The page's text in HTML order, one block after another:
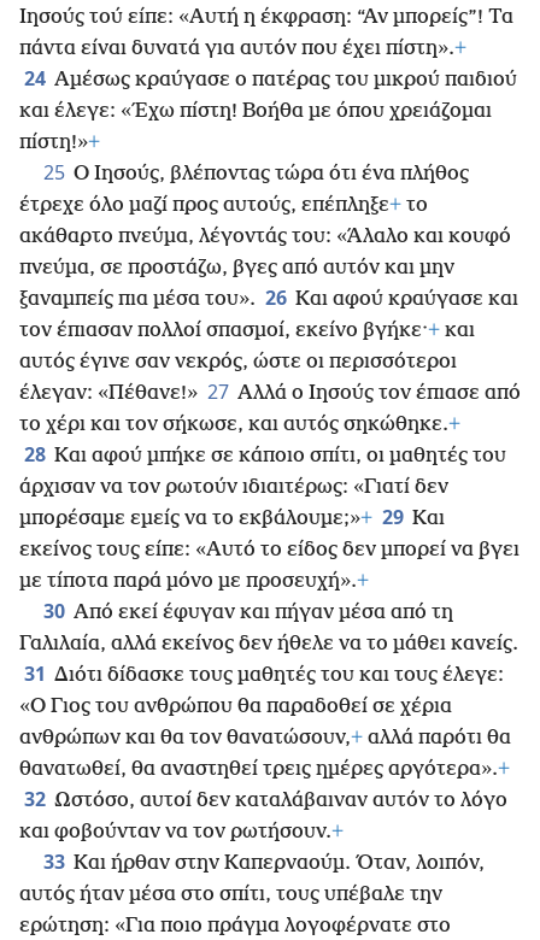
Ιησούς τού είπε: «Αυτή η έκφραση: “Αν μπορείς”! Τα
πάντα είναι δυνατά για αυτόν που έχει πίστη».+
24 Αμέσως κραύγασε ο πατέρας του μικρού παιδιού
και έλεγε: «Έχω πίστη! Βοήθα με όπου χρειάζομαι
πίστη!»+
25 Ο Ιησούς, βλέποντας τώρα ότι ένα πλήθος
έτρεχε όλο μαζί προς αυτούς, επέπληξε+ το
ακάθαρτο πνεύμα, λέγοντάς του: «Άλαλο και κουφό
πνεύμα, σε προστάζω, βγες από αυτόν και μην
ξαναμπείς πια μέσα του». 26 Και αφού κραύγασε και
τον έπιασαν πολλοί σπασμοί, εκείνο βγήκε·+ και
αυτός έγινε σαν νεκρός, ώστε οι περισσότεροι
έλεγαν: «Πέθανε!» 27 Αλλά ο Ιησούς τον έπιασε από
το χέρι και τον σήκωσε, και αυτός σηκώθηκε.+
28 Και αφού μπήκε σε κάποιο σπίτι, οι μαθητές του
άρχισαν να τον ρωτούν ιδιαιτέρως: «Γιατί δεν
μπορέσαμε εμείς να το εκβάλουμε;»+ 29 Και
εκείνος τους είπε: «Αυτό το είδος δεν μπορεί να βγει
με τίποτα παρά μόνο με προσευχή».+
30 Από εκεί έφυγαν και πήγαν μέσα από τη
Γαλιλαία, αλλά εκείνος δεν ήθελε να το μάθει κανείς.
31 Διότι δίδασκε τους μαθητές του και τους έλεγε:
«Ο Γιος του ανθρώπου θα παραδοθεί σε χέρια
ανθρώπων και θα τον θανατώσουν,+ αλλά παρότι θα
θανατωθεί, θα αναστηθεί τρεις ημέρες αργότερα».+
32 Ωστόσο, αυτοί δεν καταλάβαιναν αυτόν το λόγο
και φοβούνταν να τον ρωτήσουν.+
33 Και ήρθαν στην Καπερναούμ. Όταν, λοιπόν,
αυτός ήταν μέσα στο σπίτι, τους υπέβαλε την
ερώτηση: «Για ποιο πράγμα λογοφέρνατε στο